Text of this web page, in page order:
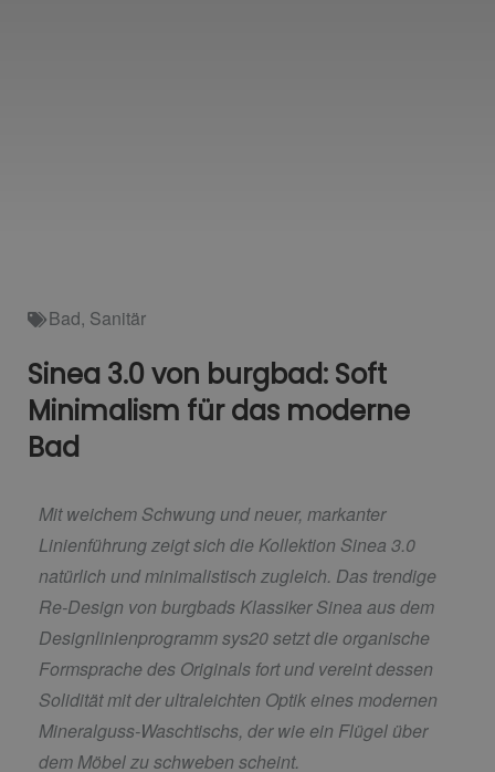
Bad, Sanitär
Sinea 3.0 von burgbad: Soft
Minimalism für das moderne
Bad
Mit weichem Schwung und neuer, markanter
Linienführung zeigt sich die Kollektion Sinea 3.0
natürlich und minimalistisch zugleich. Das trendige
Re-Design von burgbads Klassiker Sinea aus dem
Designlinienprogramm sys20 setzt die organische
Formsprache des Originals fort und vereint dessen
Solidität mit der ultraleichten Optik eines modernen
Mineralguss-Waschtischs, der wie ein Flügel über
dem Möbel zu schweben scheint.